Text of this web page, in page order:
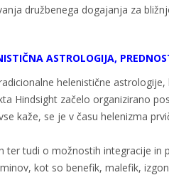
družbenega dogajanja za
ASTROLOGIJA,
helenistične
Hindsight začelo organizirano
kaže, se je v času helenizma
ter tudi o možnostih integracije in
kot so benefik, malefik,